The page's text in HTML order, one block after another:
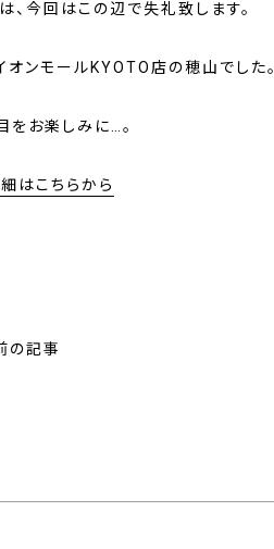
、今回はこの辺で失礼致します。
オンモールKYOTO店の穂山でした。
をお楽しみに…。
はこちらから
の記事